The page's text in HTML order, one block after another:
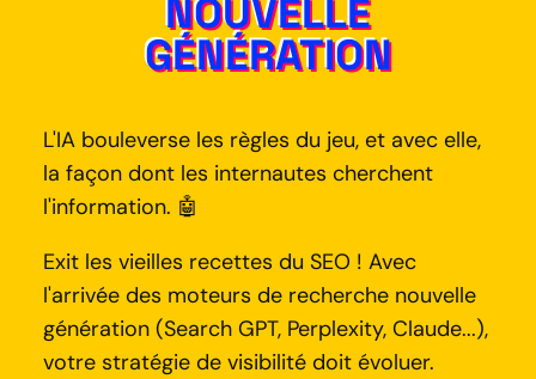
NOUVELLE
GÉNÉRATION
L'IA bouleverse les règles du jeu, et avec elle,
la façon dont les internautes cherchent
l'information. 🤖
Exit les vieilles recettes du SEO ! Avec
l'arrivée des moteurs de recherche nouvelle
génération (Search GPT, Perplexity, Claude...),
votre stratégie de visibilité doit évoluer.